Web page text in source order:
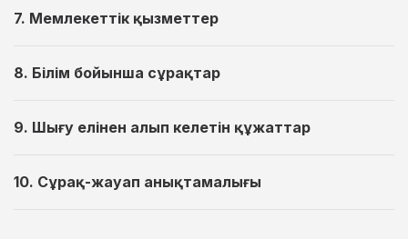
7. Мемлекеттік қызметтер
8. Білім бойынша сұрақтар
9. Шығу елінен алып келетін құжаттар
10. Сұрақ-жауап анықтамалығы